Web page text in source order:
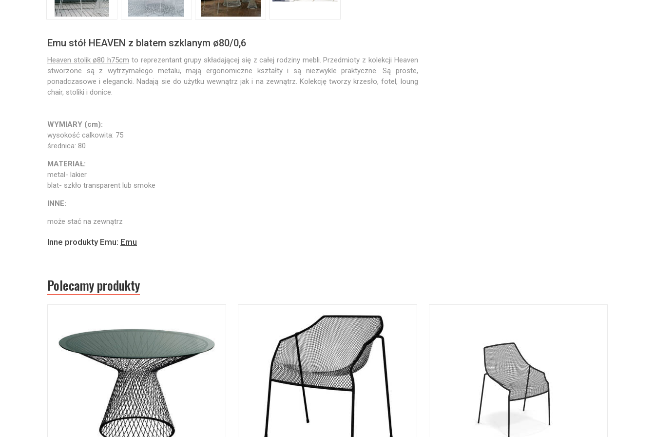
Emu stół HEAVEN z blatem szklanym ø80/0,6
Heaven stolik ø80 h75cm to reprezentant grupy składającej się z całej rodziny mebli. Przedmioty z kolekcji Heaven
stworzone są z wytrzymałego metalu, mają ergonomiczne kształty i są niezwykle praktyczne. Są proste,
ponadczasowe i elegancki. Nadają sie do użytku wewnątrz jak i na zewnątrz. Kolekcję tworzy krzesło, fotel, loung
chair, stoliki i donice.
WYMIARY (cm):
wysokość calkowita: 75
średnica: 80
MATERIAŁ:
metal- lakier
blat- szkło transparent lub smoke
INNE:
może stać na zewnątrz
Inne produkty Emu: Emu
Polecamy produkty